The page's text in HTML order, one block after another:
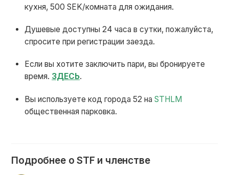
кухня, 500 SEK/комната для ожидания.
Душевые доступны 24 часа в сутки, пожалуйста,
спросите при регистрации заезда.
Если вы хотите заключить пари, вы бронируете
время. ЗДЕСЬ.
Вы используете код города 52 наSTHLM
общественная парковка.
Подробнее о STF и членстве